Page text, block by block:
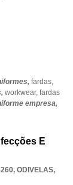
fardas,
workwear, fardas
empresa,
E
, ODIVELAS,